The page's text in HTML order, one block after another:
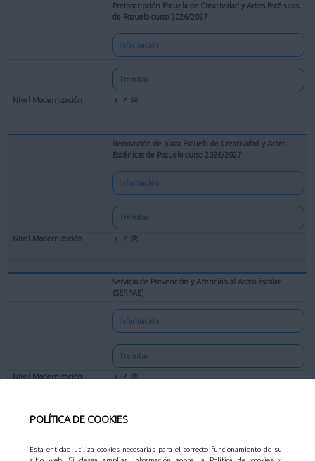
POLÍTICA DE COOKIES
Esta entidad utiliza cookies necesarias para el correcto funcionamiento de su
Preinscripción Escuela de Creatividad y Artes Escénicas
de Pozuelo curso 2026/2027
Información
Tramitar
Renovación de plaza Escuela de Creatividad y Artes
Escénicas de Pozuelo curso 2026/2027
Información
Tramitar
Servicio de Prevención y Atención al Acoso Escolar
(SERPAE)
Información
Tramitar
Solicitud de preinscripción para Centros Escolares en las